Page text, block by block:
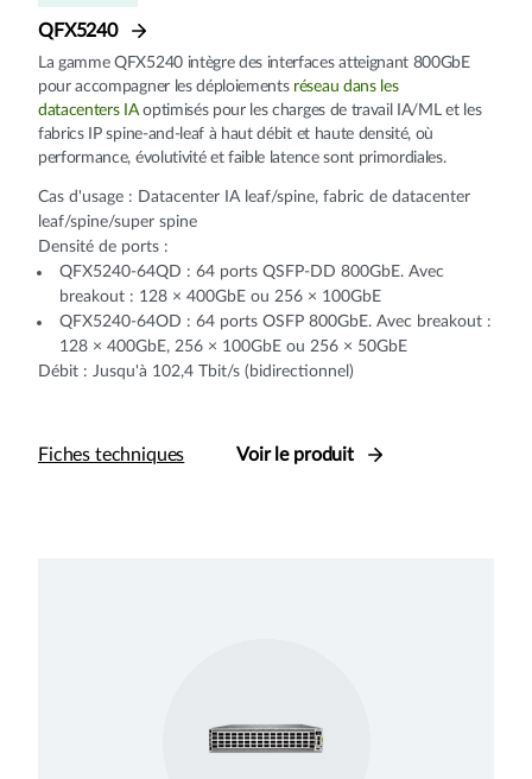
QFX5240
La gamme QFX5240 intègre des interfaces atteignant 800GbE
pour accompagner les déploiements réseau dans les
datacenters IAoptimisés pour les charges de travail IA/ML et les
fabrics IP spine-and-leaf à haut débit et haute densité, où
performance, évolutivité et faible latence sont primordiales.
Cas d'usage : Datacenter IA leaf/spine, fabric de datacenter
leaf/spine/super spine
Densité de ports :
QFX5240-64QD : 64 ports QSFP-DD 800GbE. Avec
breakout : 128 × 400GbE ou 256 × 100GbE
QFX5240-64OD : 64 ports OSFP 800GbE. Avec breakout :
128 × 400GbE, 256 × 100GbE ou 256 × 50GbE
Débit : Jusqu'à 102,4 Tbit/s (bidirectionnel)
Fiches techniques Voir le produit